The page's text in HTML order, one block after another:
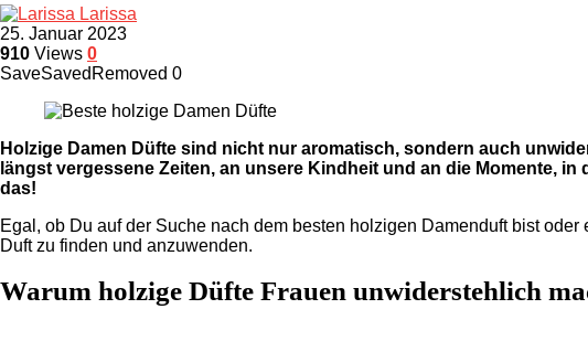
Larissa
25. Januar 2023
910 Views 0
SaveSaved Removed 0
Holzige Damen Düfte sind nicht nur aromatisch, sondern auch
längst vergessene Zeiten, an unsere Kindheit und an die Momente,
das!
Egal, ob Du auf der Suche nach dem besten holzigen Damenduft bist
Duft zu finden und anzuwenden.
Warum holzige Düfte Frauen unwiderstehlich